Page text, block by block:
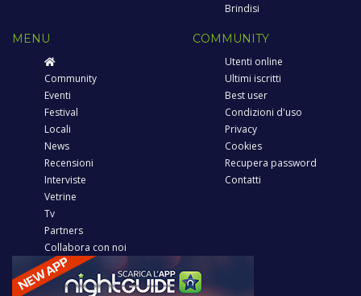
Brindisi
MENU
Community
Eventi
Festival
Locali
News
Recensioni
Interviste
Vetrine
Tv
Partners
Collabora con noi
COMMUNITY
Utenti online
Ultimi iscritti
Best user
Condizioni d'uso
Privacy
Cookies
Recupera password
Contatti